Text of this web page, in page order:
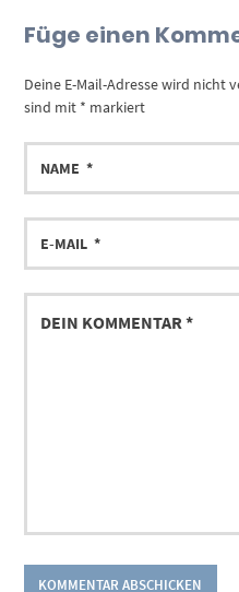
Füge einen
Deine E-Mail-Adresse wird nicht
sind mit * markiert
MAIL
KOMMENTAR